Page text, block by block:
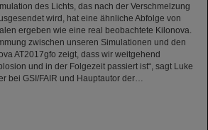
des Lichts, das nach der Verschmelzung
wird, hat eine ähnliche Abfolge von
ergeben wie eine real beobachtete Kilonova.
zwischen unseren Simulationen und den
AT2017gfo zeigt, dass wir weitgehend
und in der Folgezeit passiert ist“, sagt Luke
bei GSI/FAIR und Hauptautor der…